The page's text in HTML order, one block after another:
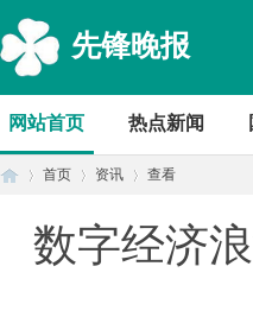
先锋晚报
网站首页 热点新闻
首页 资讯 查看
数字经济